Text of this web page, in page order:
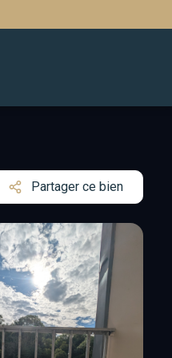
Partager ce bien